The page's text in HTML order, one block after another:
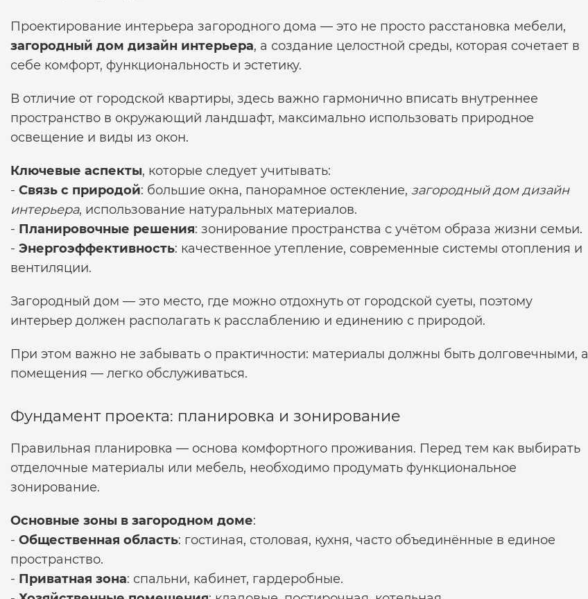
Проектирование интерьера загородного дома — это не просто расстановка мебели,
загородный дом дизайн интерьера, а создание целостной среды, которая сочетает в
себе комфорт, функциональность и эстетику.
В отличие от городской квартиры, здесь важно гармонично вписать внутреннее
пространство в окружающий ландшафт, максимально использовать природное
освещение и виды из окон.
Ключевые аспекты, которые следует учитывать:
- Связь с природой: большие окна, панорамное остекление, загородный дом дизайн
интерьера, использование натуральных материалов.
- Планировочные решения: зонирование пространства с учётом образа жизни семьи.
- Энергоэффективность: качественное утепление, современные системы отопления и
вентиляции.
Загородный дом — это место, где можно отдохнуть от городской суеты, поэтому
интерьер должен располагать к расслаблению и единению с природой.
При этом важно не забывать о практичности: материалы должны быть долговечными, а
помещения — легко обслуживаться.
Фундамент проекта: планировка и зонирование
Правильная планировка — основа комфортного проживания. Перед тем как выбирать
отделочные материалы или мебель, необходимо продумать функциональное
зонирование.
Основные зоны в загородном доме:
- Общественная область: гостиная, столовая, кухня, часто объединённые в единое
пространство.
- Приватная зона: спальни, кабинет, гардеробные.